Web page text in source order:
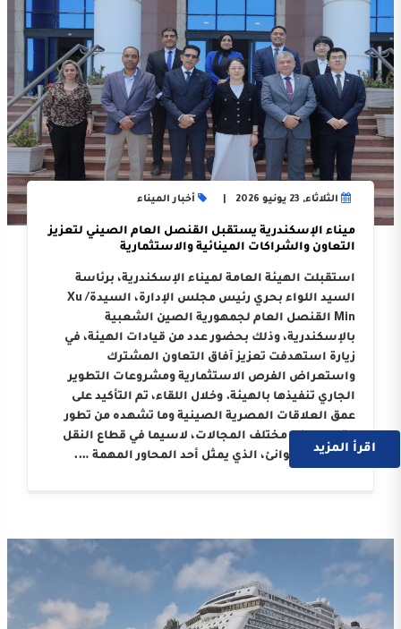
الثلاثاء, 23 يونيو 2026 أخبار الميناء
ميناء الإسكندرية يستقبل القنصل العام الصيني لتعزيز
التعاون والشراكات المينائية والاستثمارية
استقبلت الهيئة العامة لميناء الإسكندرية، برئاسة
السيد اللواء بحري رئيس مجلس الإدارة، السيدة/ Xu
Min القنصل العام لجمهورية الصين الشعبية
بالإسكندرية، وذلك بحضور عدد من قيادات الهيئة، في
زيارة استهدفت تعزيز آفاق التعاون المشترك
واستعراض الفرص الاستثمارية ومشروعات التطوير
الجاري تنفيذها بالهيئة. وخلال اللقاء، تم التأكيد على
عمق العلاقات المصرية الصينية وما تشهده من تطور
متواصل في مختلف المجالات، لاسيما في قطاع النقل
البحري والموانئ، الذي يمثل أحد المحاور المهمة ….
اقرأ المزيد